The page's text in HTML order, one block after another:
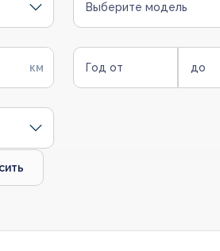
Выберите модель
Год от до